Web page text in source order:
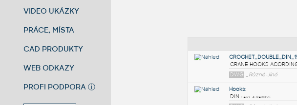
VIDEO UKÁZKY
PRÁCE, MÍSTA
CAD PRODUKTY
WEB ODKAZY
PROFI PODPORA ⓘ